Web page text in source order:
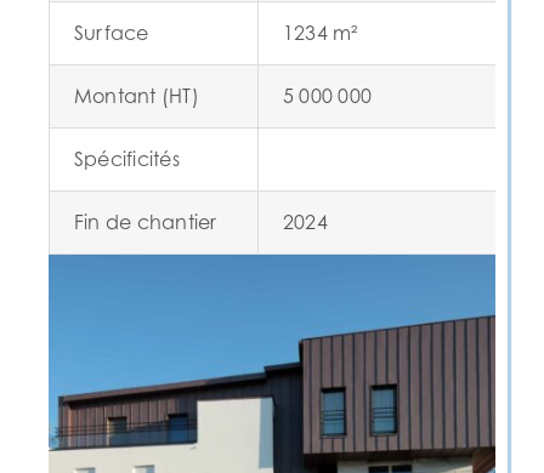
Surface 1234 m²
Montant (HT) 5 000 000
Spécificités
Fin de chantier 2024